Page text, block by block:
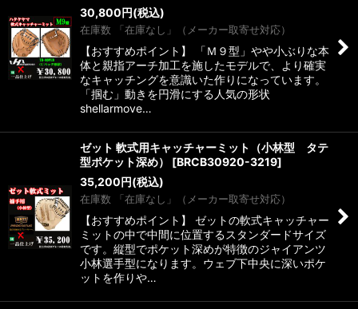
30,800円(税込)
在庫数 「在庫なし」（メーカー取寄せ対応）
【おすすめポイント】 「Ｍ９型」やや小ぶりな本
体と親指アーチ加工を施したモデルで、より確実
なキャッチングを意識いた作りになっています。
「掴む」動きを円滑にする人気の形状
shellarmove…
ゼット 軟式用キャッチャーミット（小林型 タテ
型ポケット深め）
[BRCB30920-3219]
35,200円(税込)
在庫数 「在庫なし」（メーカー取寄せ対応）
【おすすめポイント】 ゼットの軟式キャッチャー
ミットの中で中間に位置するスタンダードサイズ
です。縦型でポケット深めが特徴のジャイアンツ
小林選手型になります。ウェブ下中央に深いポケ
ットを作りや…